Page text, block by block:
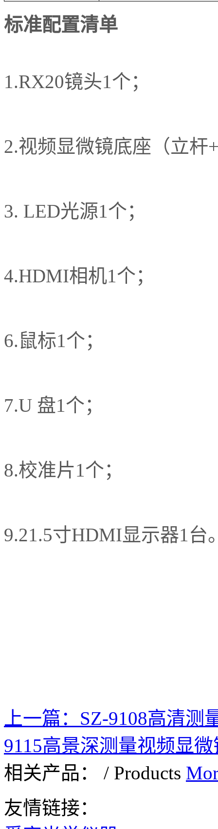
标准配置清单
1.RX20镜头1个；
2.视频显微镜底座（立杆
3. LED光源1个；
4.HDMI相机1个；
6.鼠标1个；
7.U 盘1个；
8.校准片1个；
9.21.5寸HDMI显示器1台
上一篇： SZ-9108高清测
9115高景深测量视频显微
相关产品：
/ Products
友情链接：